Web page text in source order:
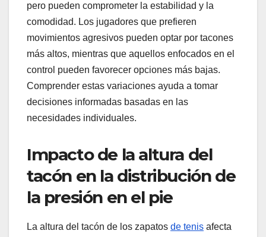
pero pueden comprometer la estabilidad y la
comodidad. Los jugadores que prefieren
movimientos agresivos pueden optar por tacones
más altos, mientras que aquellos enfocados en el
control pueden favorecer opciones más bajas.
Comprender estas variaciones ayuda a tomar
decisiones informadas basadas en las
necesidades individuales.
Impacto de la altura del
tacón en la distribución de
la presión en el pie
La altura del tacón de los zapatos de tenis afecta